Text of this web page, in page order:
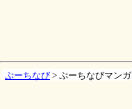
ぷーちなび > ぷーちなびマンガ